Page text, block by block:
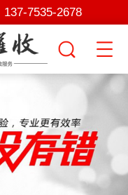
137-7535-2678